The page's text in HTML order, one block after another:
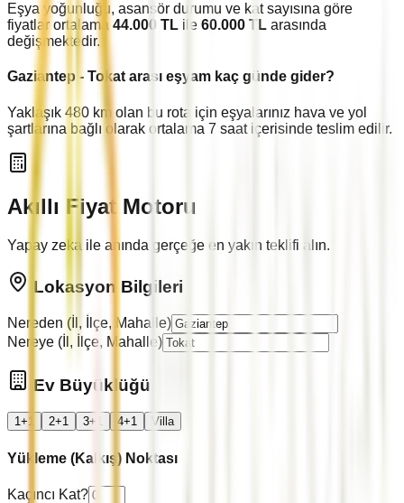
Eşya yoğunluğu, asansör durumu ve kat sayısına göre
fiyatlar ortalama 44.000 TL ile 60.000 TL arasında
değişmektedir.
Gaziantep - Tokat arası eşyam kaç günde gider?
Yaklaşık 480 km olan bu rota için eşyalarınız hava ve yol
şartlarına bağlı olarak ortalama 7 saat içerisinde teslim edilir.
Akıllı Fiyat Motoru
Yapay zeka ile anında gerçeğe en yakın teklifi alın.
Lokasyon Bilgileri
Nereden (İl, İlçe, Mahalle)
Nereye (İl, İlçe, Mahalle)
Ev Büyüklüğü
1+1 2+1 3+1 4+1 Villa
Yükleme (Kalkış) Noktası
Kaçıncı Kat?